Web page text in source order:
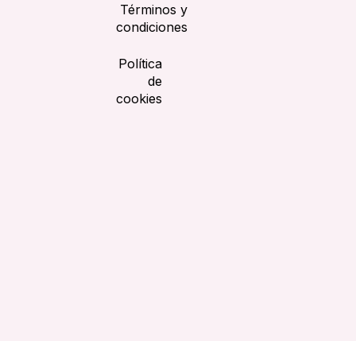
Términos y
condiciones
Política
de
cookies